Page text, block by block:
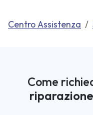
Centro Assistenza
Come